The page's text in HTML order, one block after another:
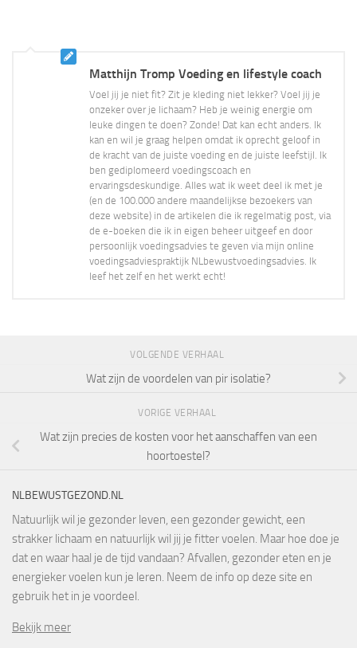
Matthijn Tromp Voeding en lifestyle coach
Voel jij je niet fit? Zit je kleding niet lekker? Voel jij je
onzeker over je lichaam? Heb je weinig energie om
leuke dingen te doen? Zonde! Dat kan echt anders. Ik
kan en wil je graag helpen omdat ik oprecht geloof in
de kracht van de juiste voeding en de juiste leefstijl. Ik
ben gediplomeerd voedingscoach en
ervaringsdeskundige. Alles wat ik weet deel ik met je
(en de 100.000 andere maandelijkse bezoekers van
deze website) in de artikelen die ik regelmatig post, via
de e-boeken die ik in eigen beheer uitgeef en door
persoonlijk voedingsadvies te geven via mijn online
voedingsadviespraktijk NLbewustvoedingsadvies. Ik
leef het zelf en het werkt echt!
VOLGENDE VERHAAL
Wat zijn de voordelen van pir isolatie?
VORIGE VERHAAL
Wat zijn precies de kosten voor het aanschaffen van een
hoortoestel?
NLBEWUSTGEZOND.NL
Natuurlijk wil je gezonder leven, een gezonder gewicht, een
strakker lichaam en natuurlijk wil jij je fitter voelen. Maar hoe doe je
dat en waar haal je de tijd vandaan? Afvallen, gezonder eten en je
energieker voelen kun je leren. Neem de info op deze site en
gebruik het in je voordeel.
Bekijk meer